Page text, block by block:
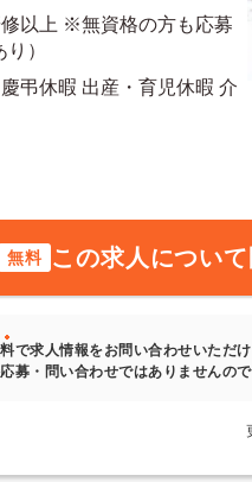
以上 ※無資格の方も応募
）
弔休暇 出産・育児休暇 介
無料 この求人につい
で求人情報をお問い合わせいただけ
募・問い合わせではありませんので